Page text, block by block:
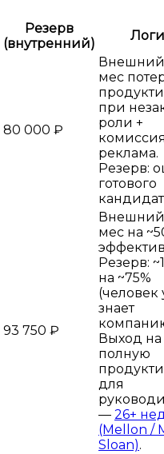
Резерв
(внутренний)
80 000 ₽
Внешний:
мес
при
роли +
реклама.
Резерв:
готового
93 750 ₽
мес на
Резерв:
на ~75%
(человек
знает
Выход на
полную
для
— 26+
(Mellon /
Sloan).